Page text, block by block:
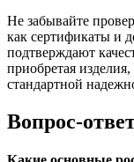
Не забывайте
как сертификаты и
подтверждают
приобретая
стандартной
Вопрос-